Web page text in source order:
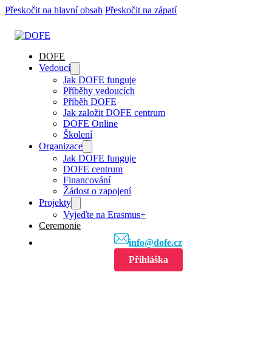
Přeskočit na hlavní obsah Přeskočit na zápatí
DOFE
Vedoucí
Jak DOFE funguje
Příběhy vedoucích
Příběh DOFE
Jak založit DOFE centrum
DOFE Online
Školení
Organizace
Jak DOFE funguje
DOFE centrum
Financování
Žádost o zapojení
Projekty
Vyjeďte na Erasmus+
Ceremonie
info@dofe.cz
Přihláška